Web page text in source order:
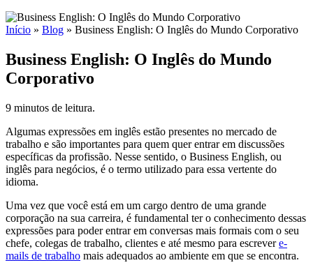
Início » Blog » Business English: O Inglês do Mundo Corporativo
Business English: O Inglês do Mundo
Corporativo
9 minutos de leitura.
Algumas expressões em inglês estão presentes no mercado de
trabalho e são importantes para quem quer entrar em discussões
específicas da profissão. Nesse sentido, o Business English, ou
inglês para negócios, é o termo utilizado para essa vertente do
idioma.
Uma vez que você está em um cargo dentro de uma grande
corporação na sua carreira, é fundamental ter o conhecimento dessas
expressões para poder entrar em conversas mais formais com o seu
chefe, colegas de trabalho, clientes e até mesmo para escrevere-
mails de trabalho mais adequados ao ambiente em que se encontra.